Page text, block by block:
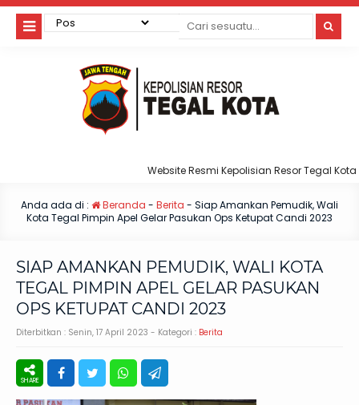
Website Resmi Kepolisian Resor Tegal Kota
Anda ada di : Beranda - Berita - Siap Amankan Pemudik, Wali
Kota Tegal Pimpin Apel Gelar Pasukan Ops Ketupat Candi 2023
SIAP AMANKAN PEMUDIK, WALI KOTA
TEGAL PIMPIN APEL GELAR PASUKAN
OPS KETUPAT CANDI 2023
Diterbitkan : Senin, 17 April 2023 - Kategori : Berita